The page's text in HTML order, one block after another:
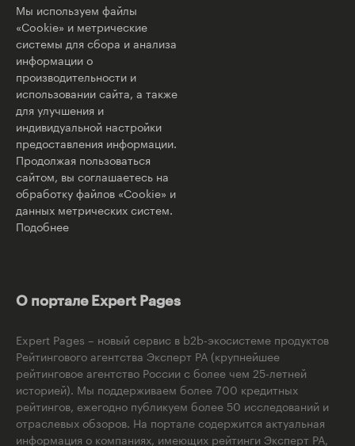
Мы используем файлы
«Cookie» и метрические
системы для сбора и анализа
информации о
производительности и
использовании сайта, а также
для улучшения и
индивидуальной настройки
предоставления информации.
Продолжая пользоваться
сайтом, вы соглашаетесь на
обработку файлов «Cookie» и
данных метрических систем.
Подобнее
О портале Expert Pages
Expert Pages – новый сервис в b2b-экосистеме продуктов
Рейтингового агентства Эксперт РА (крупнейшее
рейтинговое агентство России с более чем 25-летней
историей). Мы поддерживаем более 700 кредитных
рейтингов, ежегодно публикуем более 50 исследований и
отраслевых обзоров. На портале содержится актуальная
информация о компаниях, имеющих рейтинги Эксперт РА,